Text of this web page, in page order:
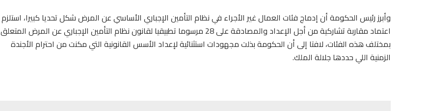
وأبرز رئيس الحكومة أن إدماج فئات العمال غير الأجراء في نظام التأمين الإجباري الأساسي عن المرض شكل تحديا كبيرا، استلزم
اعتماد مقاربة تشاركية من أجل الإعداد والمصادقة على 28 مرسوما تطبيقيا لقانون نظام التأمين الإجباري عن المرض المتعلق
بمختلف هذه الفئات، لافتا إلى أن الحكومة بذلت مجهودات استثنائية لإعداد الأسس القانونية التي مكنت من احترام الأجندة
الزمنية اللي حددها جلالة الملك.